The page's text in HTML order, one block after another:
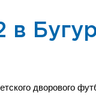
дворового